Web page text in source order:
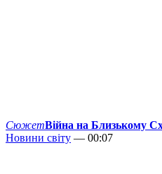
СюжетВійна на Близькому
Новини світу — 00:07